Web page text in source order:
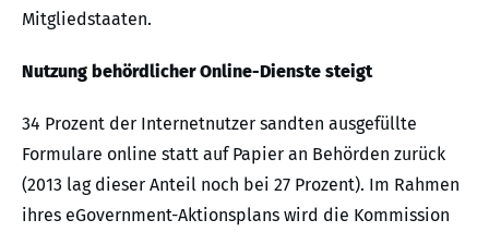
Mitgliedstaaten.
Nutzung behördlicher Online-Dienste steigt
34 Prozent der Internetnutzer sandten ausgefüllte
Formulare online statt auf Papier an Behörden zurück
(2013 lag dieser Anteil noch bei 27 Prozent). Im Rahmen
ihres eGovernment-Aktionsplans wird die Kommission